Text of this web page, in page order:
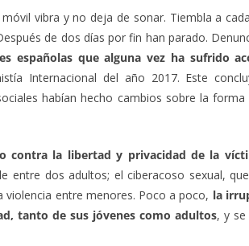
vibra y no deja de sonar. Tiembla a
de dos días por fin han parado.
españolas que alguna vez ha sufrido
Internacional del año 2017. Este
habían hecho cambios sobre la forma
contra la libertad y privacidad de la
entre dos adultos; el ciberacoso sexual,
violencia entre menores. Poco a poco, la
tanto de sus jóvenes como adultos, y se